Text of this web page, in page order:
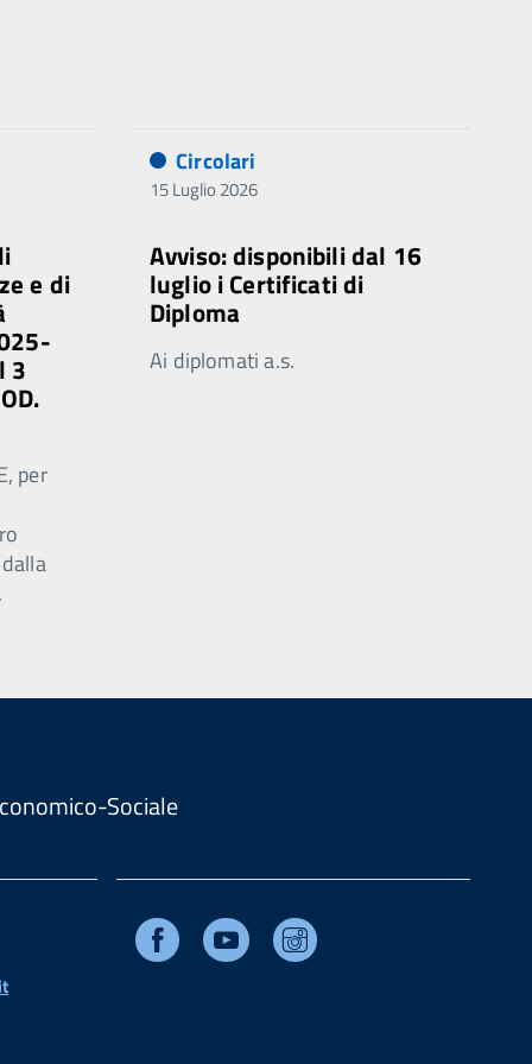
e di
3
per
Circolari
15 Luglio 2026
Avviso: disponibili dal 16
luglio i Certificati di
Diploma
Ai diplomati a.s.
Sociale
Facebook Youtube